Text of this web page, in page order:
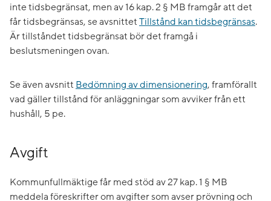
inte tidsbegränsat, men av 16 kap. 2 § MB framgår att det
får tidsbegränsas, se avsnittet Tillstånd kan tidsbegränsas.
Är tillståndet tidsbegränsat bör det framgå i
beslutsmeningen ovan.
Se även avsnitt Bedömning av dimensionering, framförallt
vad gäller tillstånd för anläggningar som avviker från ett
hushåll, 5 pe.
Avgift
Kommunfullmäktige får med stöd av 27 kap. 1 § MB
meddela föreskrifter om avgifter som avser prövning och